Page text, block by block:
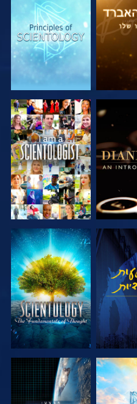
הסדרה בדוק את הסדרה
הסדרה צפה
בדוק את הסדרה
הסדרה צפה